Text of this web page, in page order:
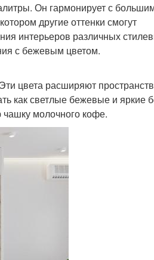
Он гармонирует с
другие оттенки смогут
интерьеров различных
с бежевым цветом.
цвета расширяют
как светлые бежевые и яркие
чашку молочного кофе.